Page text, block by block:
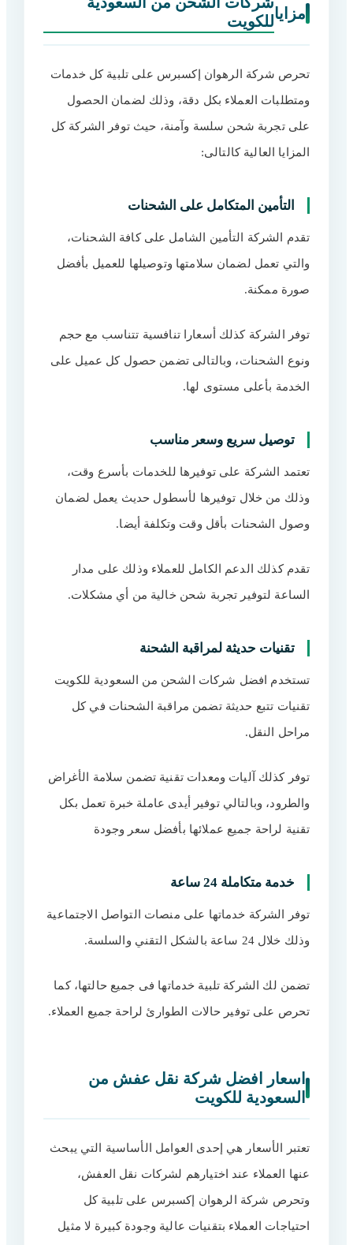
مزاياللكويت
تحرص شركة الرهوان إكسبرس على تلبية كل خدمات
ومتطلبات العملاء بكل دقة، وذلك لضمان الحصول
على تجربة شحن سلسة وآمنة، حيث توفر الشركة كل
المزايا العالية كالتالى:
التأمين المتكامل على الشحنات
تقدم الشركة التأمين الشامل على كافة الشحنات،
والتي تعمل لضمان سلامتها وتوصيلها للعميل بأفضل
صورة ممكنة.
توفر الشركة كذلك أسعارا تنافسية تتناسب مع حجم
ونوع الشحنات، وبالتالى تضمن حصول كل عميل على
الخدمة بأعلى مستوى لها.
توصيل سريع وسعر مناسب
تعتمد الشركة على توفيرها للخدمات بأسرع وقت،
وذلك من خلال توفيرها لأسطول حديث يعمل لضمان
وصول الشحنات بأقل وقت وتكلفة أيضا.
تقدم كذلك الدعم الكامل للعملاء وذلك على مدار
الساعة لتوفير تجربة شحن خالية من أي مشكلات.
تقنيات حديثة لمراقبة الشحنة
تستخدم افضل شركات الشحن من السعودية للكويت
تقنيات تتبع حديثة تضمن مراقبة الشحنات في كل
مراحل النقل.
توفر كذلك آليات ومعدات تقنية تضمن سلامة الأغراض
والطرود، وبالتالي توفير أيدى عاملة خبرة تعمل بكل
تقنية لراحة جميع عملائها بأفضل سعر وجودة
خدمة متكاملة 24 ساعة
توفر الشركة خدماتها على منصات التواصل الاجتماعية
وذلك خلال 24 ساعة بالشكل التقني والسلسة.
تضمن لك الشركة تلبية خدماتها فى جميع حالتها، كما
تحرص على توفير حالات الطوارئ لراحة جميع العملاء.
اسعار افضل شركة نقل عفش من
السعودية للكويت
تعتبر الأسعار هي إحدى العوامل الأساسية التي يبحث
عنها العملاء عند اختيارهم لشركات نقل العفش،
وتحرص شركة الرهوان إكسبرس على تلبية كل
احتياجات العملاء بتقنيات عالية وجودة كبيرة لا مثيل